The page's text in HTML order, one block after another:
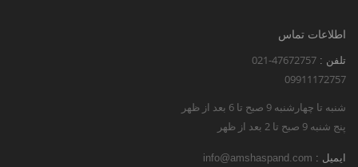
اطلاعات تماس
تلفن : 021-47672757
09911172757
شنبه تا چهارشنبه 9 صبح تا 6 بعد از ظهر
پنج شنبه 9 صبح تا 2 بعد از ظهر
ایمیل : info@amshaspand.com